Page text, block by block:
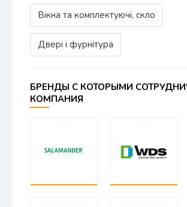
Вікна та комплектуючі, скло
Двері і фурнітура
БРЕНДЫ С КОТОРЫМИ
КОМПАНИЯ